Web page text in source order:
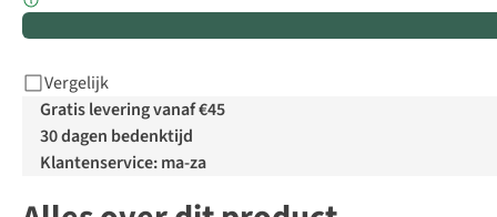
Vergelijk
Gratis levering vanaf €45
30 dagen bedenktijd
Klantenservice: ma-za